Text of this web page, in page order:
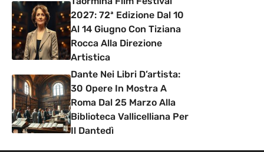
2027: 72ª Edizione Dal 10
Al 14 Giugno Con Tiziana
Rocca Alla Direzione
Artistica
Dante Nei Libri D’artista:
30 Opere In Mostra A
Roma Dal 25 Marzo Alla
Biblioteca Vallicelliana Per
Il Dantedì